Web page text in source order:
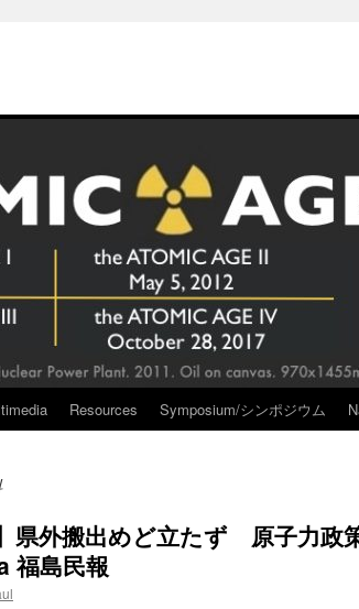
Resources Symposium/シンポジウム
県外搬出めど立たず 原子力政
福島民報